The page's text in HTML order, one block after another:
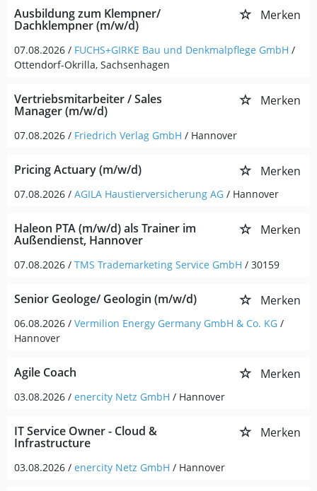
Ausbildung zum Klempner/
Dachklempner (m/w/d)
Merken
07.08.2026 / FUCHS+GIRKE Bau und Denkmalpflege GmbH /
Ottendorf-Okrilla, Sachsenhagen
Vertriebsmitarbeiter / Sales
Manager (m/w/d)
Merken
07.08.2026 / Friedrich Verlag GmbH / Hannover
Pricing Actuary (m/w/d) Merken
07.08.2026 / AGILA Haustierversicherung AG / Hannover
Haleon PTA (m/w/d) als Trainer im
Außendienst, Hannover
Merken
07.08.2026 / TMS Trademarketing Service GmbH / 30159
Senior Geologe/ Geologin (m/w/d) Merken
06.08.2026 / Vermilion Energy Germany GmbH & Co. KG /
Hannover
Agile Coach Merken
03.08.2026 / enercity Netz GmbH / Hannover
IT Service Owner - Cloud &
Infrastructure
Merken
03.08.2026 / enercity Netz GmbH / Hannover